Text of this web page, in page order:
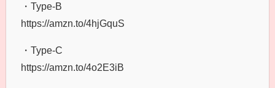
・Type-B
https://amzn.to/4hjGquS
・Type-C
https://amzn.to/4o2E3iB